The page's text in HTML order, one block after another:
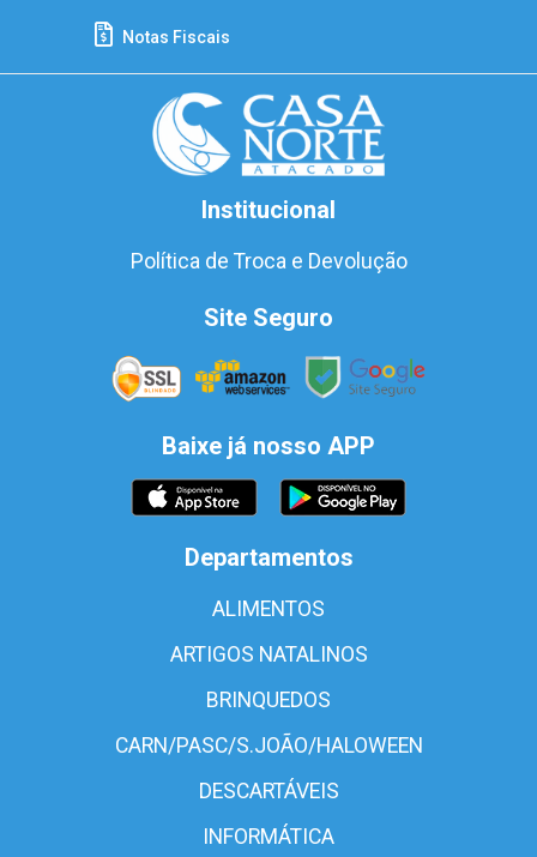
Notas Fiscais
Institucional
Política de Troca e Devolução
Site Seguro
Baixe já nosso APP
Departamentos
ALIMENTOS
ARTIGOS NATALINOS
BRINQUEDOS
CARN/PASC/S.JOÃO/HALOWEEN
DESCARTÁVEIS
INFORMÁTICA